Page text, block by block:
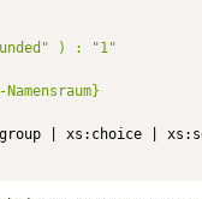
) :
"1"